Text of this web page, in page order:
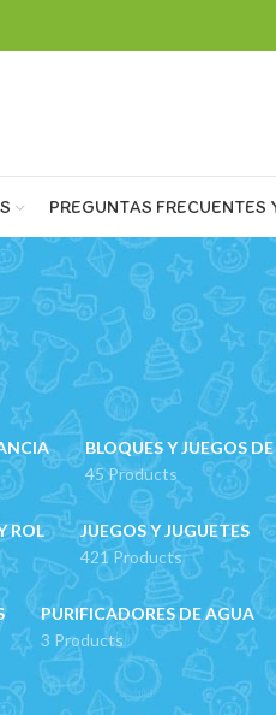
PREGUNTAS FRECUENTES
BLOQUES Y JUEGOS
45 Products
ROL
JUEGOS Y JUGUETES
421 Products
PURIFICADORES DE AGUA
3 Products